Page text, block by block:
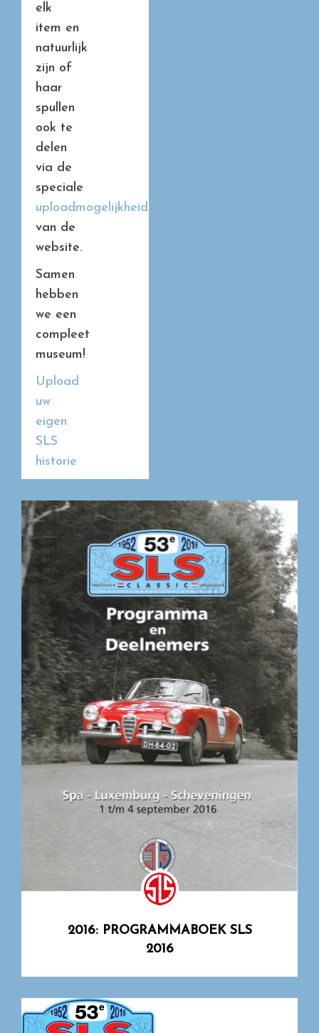
elk
item en
natuurlijk
zijn of
haar
spullen
ook te
delen
via de
speciale
uploadmogelijkheid
van de
website.
Samen
hebben
we een
compleet
museum!
Upload
uw
eigen
SLS
historie
2016: PROGRAMMABOEK SLS
2016